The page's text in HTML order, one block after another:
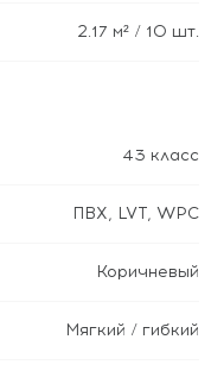
2.17 м² / 10 шт.
43 класс
ПВХ, LVT, WPC
Коричневый
Мягкий / гибкий